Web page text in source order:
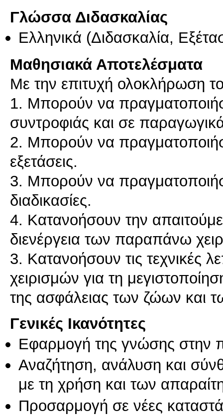
Γλώσσα Διδασκαλίας
Ελληνικά (Διδασκαλία,
Μαθησιακά Αποτελέσματα
Με την επιτυχή ολοκλήρωση
1. Μπορούν να
συντροφιάς και σε
2. Μπορούν να
εξετάσεις.
3. Μπορούν να
διαδικασίες.
4. Κατανοήσουν την
διενέργεια των παραπάνω
3. Κατανοήσουν τις τεχνικές
χειρισμών για τη
της ασφάλειας των ζώων και
Γενικές Ικανότητες
Εφαρμογή της γνώσης στην
Αναζήτηση, ανάλυση και
με τη χρήση και των
Προσαρμογή σε νέες